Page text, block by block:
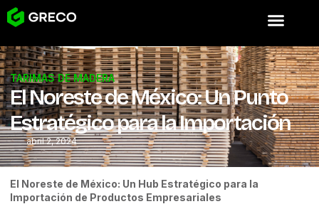
TARIMAS DE MADERA
El Noreste de México: Un Punto
Estratégico para la Importación
abril 2, 2024
El Noreste de México: Un Hub Estratégico para la
Importación de Productos Empresariales